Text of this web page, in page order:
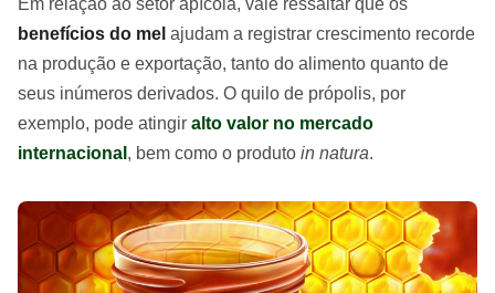
Em relação ao setor apícola, vale ressaltar que os
benefícios do mel ajudam a registrar crescimento recorde
na produção e exportação, tanto do alimento quanto de
seus inúmeros derivados. O quilo de própolis, por
exemplo, pode atingir alto valor no mercado
internacional , bem como o produto in natura.